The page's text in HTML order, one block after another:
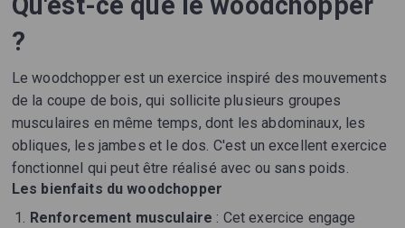
?
Le woodchopper est un exercice inspiré des mouvements
de la coupe de bois, qui sollicite plusieurs groupes
musculaires en même temps, dont les abdominaux, les
obliques, les jambes et le dos. C'est un excellent exercice
fonctionnel qui peut être réalisé avec ou sans poids.
Les bienfaits du woodchopper
Renforcement musculaire : Cet exercice engage